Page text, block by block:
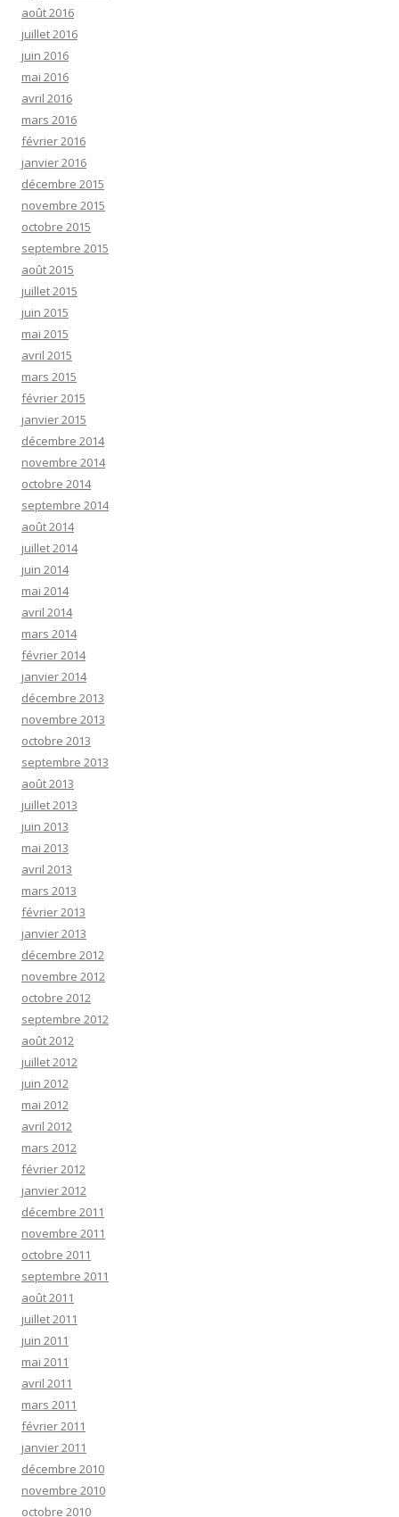
août 2016
juillet 2016
juin 2016
mai 2016
avril 2016
mars 2016
février 2016
janvier 2016
décembre 2015
novembre 2015
octobre 2015
septembre 2015
août 2015
juillet 2015
juin 2015
mai 2015
avril 2015
mars 2015
février 2015
janvier 2015
décembre 2014
novembre 2014
octobre 2014
septembre 2014
août 2014
juillet 2014
juin 2014
mai 2014
avril 2014
mars 2014
février 2014
janvier 2014
décembre 2013
novembre 2013
octobre 2013
septembre 2013
août 2013
juillet 2013
juin 2013
mai 2013
avril 2013
mars 2013
février 2013
janvier 2013
décembre 2012
novembre 2012
octobre 2012
septembre 2012
août 2012
juillet 2012
juin 2012
mai 2012
avril 2012
mars 2012
février 2012
janvier 2012
décembre 2011
novembre 2011
octobre 2011
septembre 2011
août 2011
juillet 2011
juin 2011
mai 2011
avril 2011
mars 2011
février 2011
janvier 2011
décembre 2010
novembre 2010
octobre 2010